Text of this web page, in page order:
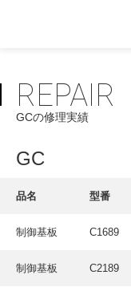
フィロソフィー
REPAIR
GCの修理実績
GC
品名 型番
制御基板 C1689
制御基板 C2189